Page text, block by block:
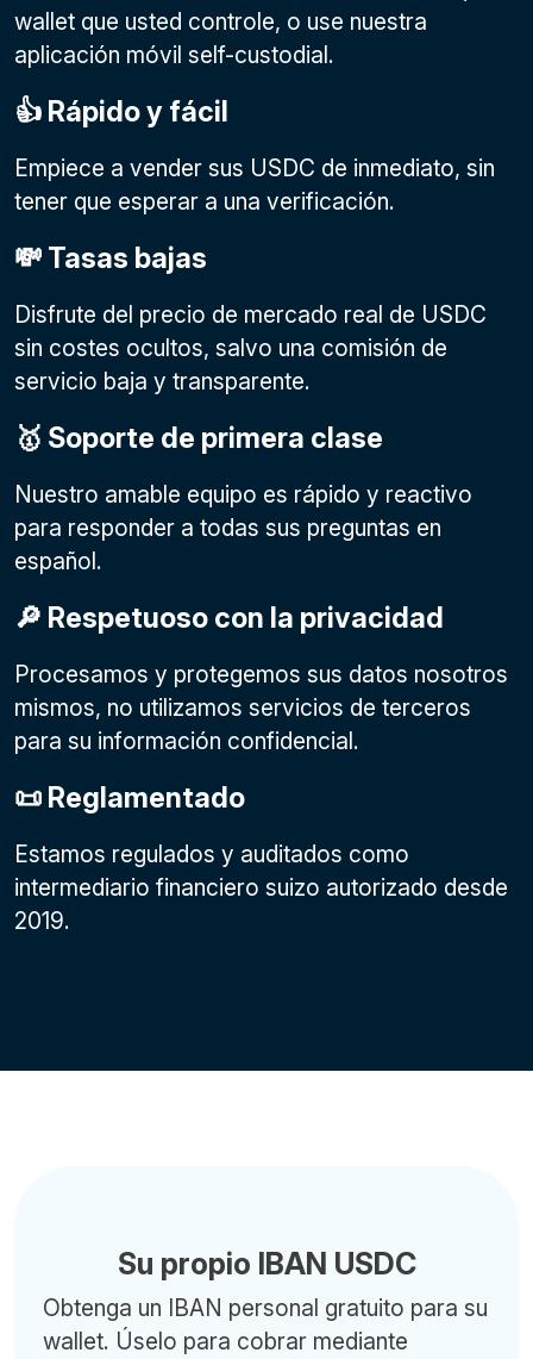
wallet que usted controle, o use nuestra
aplicación móvil self-custodial.
👍 Rápido y fácil
Empiece a vender sus USDC de inmediato, sin
tener que esperar a una verificación.
💸 Tasas bajas
Disfrute del precio de mercado real de USDC
sin costes ocultos, salvo una comisión de
servicio baja y transparente.
🥇 Soporte de primera clase
Nuestro amable equipo es rápido y reactivo
para responder a todas sus preguntas en
español.
🔎 Respetuoso con la privacidad
Procesamos y protegemos sus datos nosotros
mismos, no utilizamos servicios de terceros
para su información confidencial.
📜 Reglamentado
Estamos regulados y auditados como
intermediario financiero suizo autorizado desde
2019.
Su propio IBAN USDC
Obtenga un IBAN personal gratuito para su
wallet. Úselo para cobrar mediante